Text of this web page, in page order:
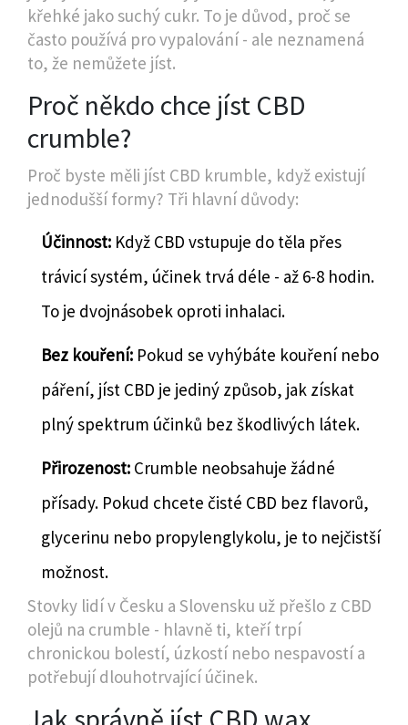
křehké jako suchý cukr. To je důvod, proč se
často používá pro vypalování - ale neznamená
to, že nemůžete jíst.
Proč někdo chce jíst CBD
crumble?
Proč byste měli jíst CBD krumble, když existují
jednodušší formy? Tři hlavní důvody:
Účinnost: Když CBD vstupuje do těla přes
trávicí systém, účinek trvá déle - až 6-8 hodin.
To je dvojnásobek oproti inhalaci.
Bez kouření: Pokud se vyhýbáte kouření nebo
páření, jíst CBD je jediný způsob, jak získat
plný spektrum účinků bez škodlivých látek.
Přirozenost: Crumble neobsahuje žádné
přísady. Pokud chcete čisté CBD bez flavorů,
glycerinu nebo propylenglykolu, je to nejčistší
možnost.
Stovky lidí v Česku a Slovensku už přešlo z CBD
olejů na crumble - hlavně ti, kteří trpí
chronickou bolestí, úzkostí nebo nespavostí a
potřebují dlouhotrvající účinek.